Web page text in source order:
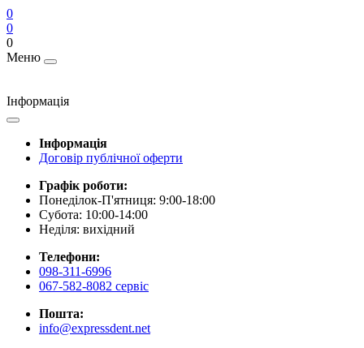
0
0
0
Меню
Інформація
Інформація
Договір публічної оферти
Графік роботи:
Понеділок-П'ятниця: 9:00-18:00
Субота: 10:00-14:00
Неділя: вихідний
Телефони:
098-311-6996
067-582-8082 сервіс
Пошта:
info@expressdent.net